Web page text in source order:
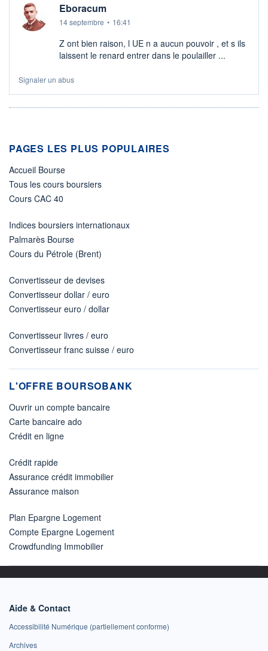
Eboracum
14 septembre • 16:41
Z ont bien raison, l UE n a aucun pouvoir , et s ils
laissent le renard entrer dans le poulailler ...
Signaler un abus
PAGES LES PLUS POPULAIRES
Accueil Bourse
Tous les cours boursiers
Cours CAC 40
Indices boursiers internationaux
Palmarès Bourse
Cours du Pétrole (Brent)
Convertisseur de devises
Convertisseur dollar / euro
Convertisseur euro / dollar
Convertisseur livres / euro
Convertisseur franc suisse / euro
L'OFFRE BOURSOBANK
Ouvrir un compte bancaire
Carte bancaire ado
Crédit en ligne
Crédit rapide
Assurance crédit immobilier
Assurance maison
Plan Epargne Logement
Compte Epargne Logement
Crowdfunding Immobilier
Aide & Contact
Accessibilité Numérique (partiellement conforme)
Archives